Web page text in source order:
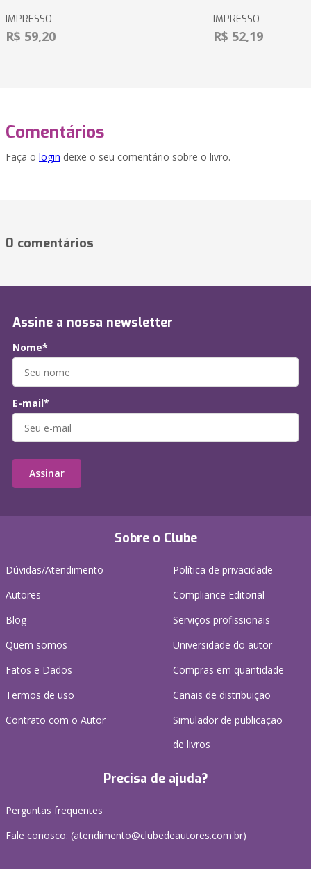
IMPRESSO
R$ 59,20
IMPRESSO
R$ 52,19
Comentários
Faça o login deixe o seu comentário sobre o livro.
0 comentários
Sobre o Clube
Dúvidas/Atendimento
Autores
Blog
Quem somos
Fatos e Dados
Termos de uso
Contrato com o Autor
Política de privacidade
Compliance Editorial
Serviços profissionais
Universidade do autor
Compras em quantidade
Canais de distribuição
Simulador de publicação
de livros
Precisa de ajuda?
Perguntas frequentes
Fale conosco: (atendimento@clubedeautores.com.br)
Assine a nossa newsletter
Nome*
E-mail*
Assinar